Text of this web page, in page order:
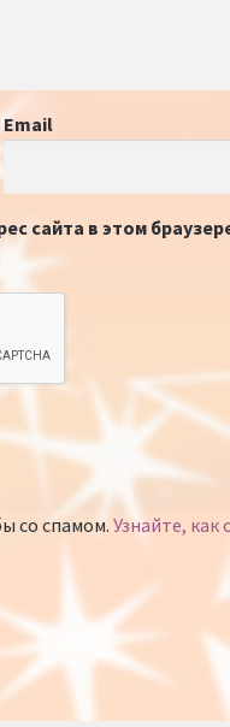
Email
сайта в этом
со спамом.Узнайте,